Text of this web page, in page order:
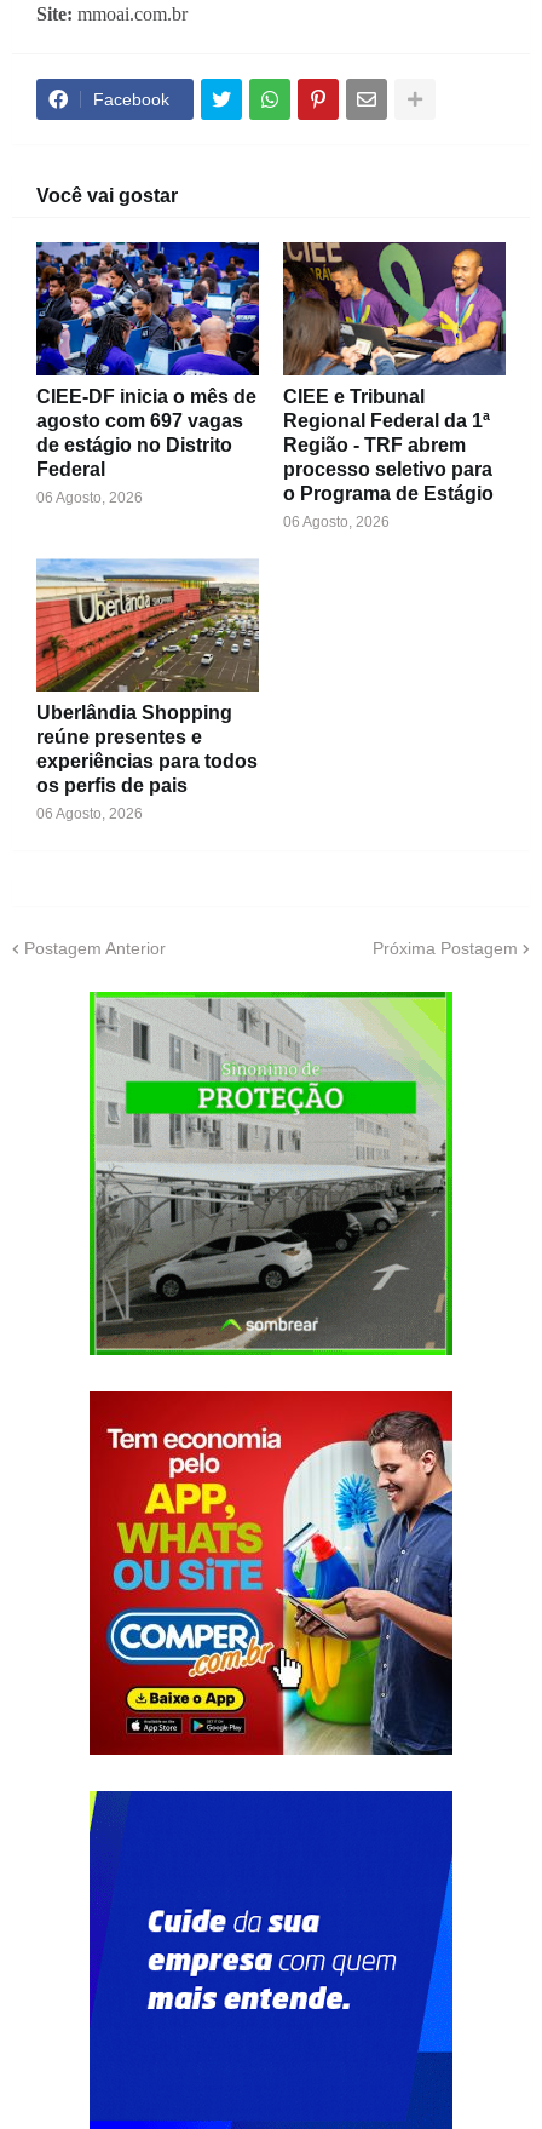
Site: mmoai.com.br
Facebook
Você vai gostar
CIEE-DF inicia o mês de
agosto com 697 vagas
de estágio no Distrito
Federal
06 Agosto, 2026
CIEE e Tribunal
Regional Federal da 1ª
Região - TRF abrem
processo seletivo para
o Programa de Estágio
06 Agosto, 2026
Uberlândia Shopping
reúne presentes e
experiências para todos
os perfis de pais
06 Agosto, 2026
Postagem Anterior Próxima Postagem